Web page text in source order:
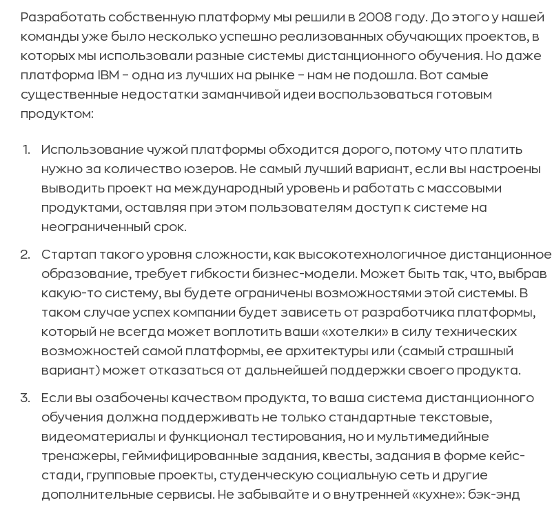
Разработать собственную платформу мы решили в 2008 году. До этого у нашей
команды уже было несколько успешно реализованных обучающих проектов, в
которых мы использовали разные системы дистанционного обучения. Но даже
платформа IBM – одна из лучших на рынке – нам не подошла. Вот самые
существенные недостатки заманчивой идеи воспользоваться готовым
продуктом:
Использование чужой платформы обходится дорого, потому что платить
нужно за количество юзеров. Не самый лучший вариант, если вы настроены
выводить проект на международный уровень и работать с массовыми
продуктами, оставляя при этом пользователям доступ к системе на
неограниченный срок.
Стартап такого уровня сложности, как высокотехнологичное дистанционное
образование, требует гибкости бизнес-модели. Может быть так, что, выбрав
какую-то систему, вы будете ограничены возможностями этой системы. В
таком случае успех компании будет зависеть от разработчика платформы,
который не всегда может воплотить ваши «хотелки» в силу технических
возможностей самой платформы, ее архитектуры или (самый страшный
вариант) может отказаться от дальнейшей поддержки своего продукта.
Если вы озабочены качеством продукта, то ваша система дистанционного
обучения должна поддерживать не только стандартные текстовые,
видеоматериалы и функционал тестирования, но и мультимедийные
тренажеры, геймифицированные задания, квесты, задания в форме кейс-
стади, групповые проекты, студенческую социальную сеть и другие
дополнительные сервисы. Не забывайте и о внутренней «кухне»: бэк-энд